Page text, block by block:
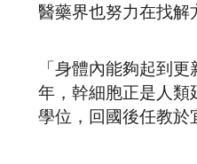
醫藥界也努力在找解
「身體內能夠起到
年，幹細胞正是人
學位，回國後任教於